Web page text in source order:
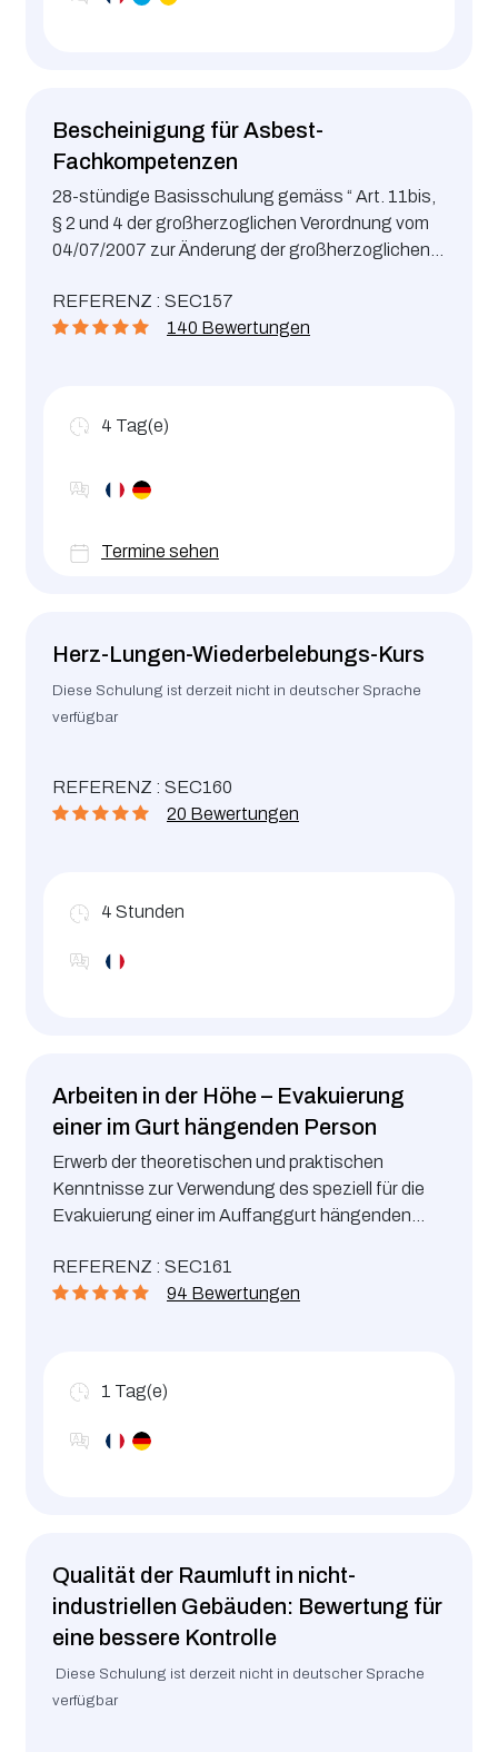
Bescheinigung für Asbest-
Fachkompetenzen
28-stündige Basisschulung gemäss “ Art. 11bis,
§ 2 und 4 der großherzoglichen Verordnung vom
04/07/2007 zur Änderung der großherzoglichen
Arbeitnehmer gegen die Risiken in Verbindung mit
Asbestbelastungen am Arbeitsplatz “
REFERENZ : SEC157
140 Bewertungen
4 Tag(e)
Termine sehen
Herz-Lungen-Wiederbelebungs-Kurs
Diese Schulung ist derzeit nicht in deutscher Sprache
verfügbar
REFERENZ : SEC160
20 Bewertungen
4 Stunden
Arbeiten in der Höhe – Evakuierung
einer im Gurt hängenden Person
Erwerb der theoretischen und praktischen
Kenntnisse zur Verwendung des speziell für die
Evakuierung einer im Auffanggurt hängenden
einem dringenden Notfall.
REFERENZ : SEC161
94 Bewertungen
1 Tag(e)
Qualität der Raumluft in nicht-
industriellen Gebäuden: Bewertung für
eine bessere Kontrolle
Diese Schulung ist derzeit nicht in deutscher Sprache
verfügbar